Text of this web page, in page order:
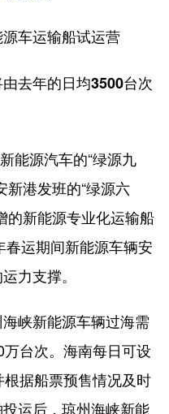
车运输船试运营
去年的日均3500台次
源汽车的“绿源九
新港发班的“绿源六
的新能源专业化运输船
运期间新能源车辆安
力支撑。
峡新能源车辆过海需
台次。海南每日可设
据船票预售情况及时
运后，琼州海峡新能